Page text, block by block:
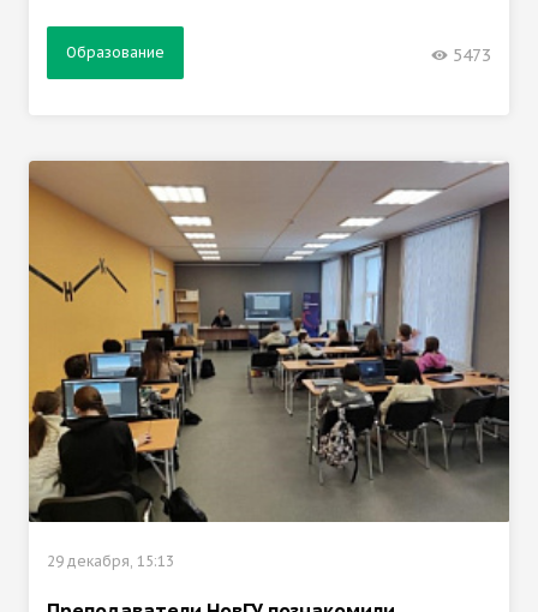
Образование 5473
29 декабря, 15:13